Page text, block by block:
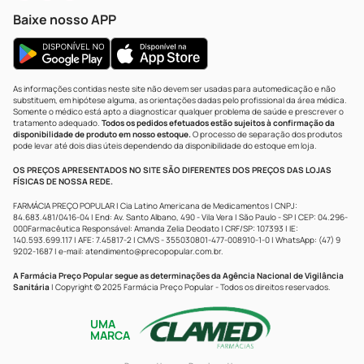
Baixe nosso APP
As informações contidas neste site não devem ser usadas para automedicação e não
substituem, em hipótese alguma, as orientações dadas pelo profissional da área médica.
Somente o médico está apto a diagnosticar qualquer problema de saúde e prescrever o
tratamento adequado. Todos os pedidos efetuados estão sujeitos à confirmação da
disponibilidade de produto em nosso estoque.O processo de separação dos produtos
pode levar até dois dias úteis dependendo da disponibilidade do estoque em loja.
OS PREÇOS APRESENTADOS NO SITE SÃO DIFERENTES DOS PREÇOS DAS LOJAS
FÍSICAS DE NOSSA REDE.
FARMÁCIA PREÇO POPULAR | Cia Latino Americana de Medicamentos | CNPJ:
84.683.481/0416-04 | End: Av. Santo Albano, 490 - Vila Vera | São Paulo - SP | CEP: 04.296-
000Farmacêutica Responsável: Amanda Zelia Deodato | CRF/SP: 107393 | IE:
140.593.699.117 | AFE: 7.45817-2 | CMVS - 355030801-477-008910-1-0 | WhatsApp: (47) 9
9202-1687 | e-mail: atendimento@precopopular.com.br.
A Farmácia Preço Popular segue as determinações da Agência Nacional de Vigilância
Sanitária | Copyright © 2025 Farmácia Preço Popular - Todos os direitos reservados.
UMA
MARCA